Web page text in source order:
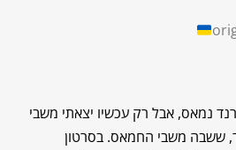
נמאס, אבל רק עכשיו יצאתי משבי
ששבה משבי החמאס. בסרטון